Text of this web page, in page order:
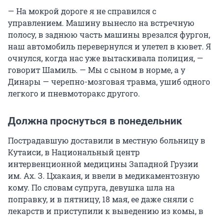
— На мокрой дороге я не справился с
управлением. Машину вынесло на встречную
полосу, в заднюю часть машины врезался фургон,
наш автомобиль перевернулся и улетел в кювет. Я
очнулся, когда нас уже вытаскивала полиция, —
говорит Шамиль. — Мы с сыном в норме, а у
Динары — черепно-мозговая травма, ушиб одного
легкого и пневмоторакс другого.
Должна проснуться в понедельник
Пострадавшую доставили в местную больницу в
Кутаиси, в Национальный центр
интервенционной медицины Западной Грузии
им. Ах. З. Цхакаия, и ввели в медикаментозную
кому. По словам супруга, девушка шла на
поправку, и в пятницу, 18 мая, ее даже сняли с
лекарств и приступили к выведению из комы, в